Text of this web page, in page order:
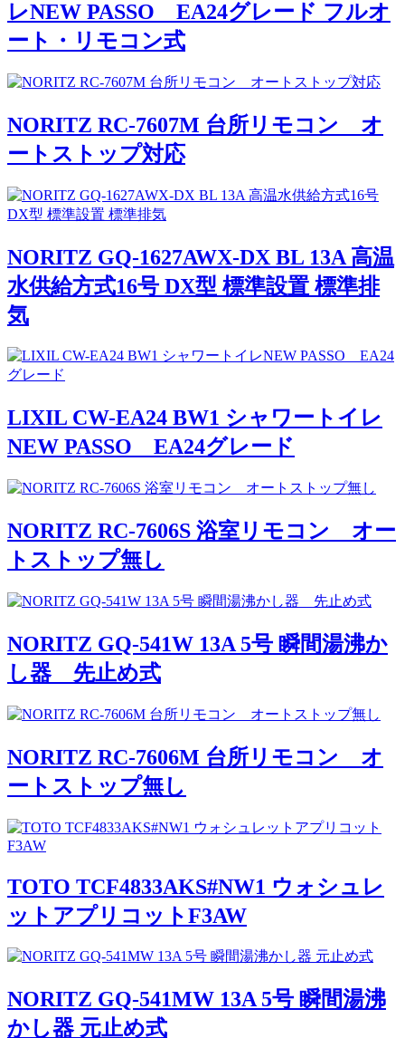
レNEW PASSO EA24グレード フルオ
ート・リモコン式
NORITZ RC-7607M 台所リモコン オ
ートストップ対応
NORITZ GQ-1627AWX-DX BL 13A 高温
水供給方式16号 DX型 標準設置 標準排
気
LIXIL CW-EA24 BW1 シャワートイレ
NEW PASSO EA24グレード
NORITZ RC-7606S 浴室リモコン オー
トストップ無し
NORITZ GQ-541W 13A 5号 瞬間湯沸か
し器 先止め式
NORITZ RC-7606M 台所リモコン オ
ートストップ無し
TOTO TCF4833AKS#NW1 ウォシュレ
ットアプリコットF3AW
NORITZ GQ-541MW 13A 5号 瞬間湯沸
かし器 元止め式